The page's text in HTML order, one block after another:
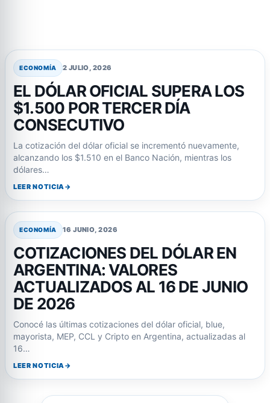
ECONOMÍA 2 JULIO, 2026
EL DÓLAR OFICIAL SUPERA LOS
$1.500 POR TERCER DÍA
CONSECUTIVO
La cotización del dólar oficial se incrementó nuevamente,
alcanzando los $1.510 en el Banco Nación, mientras los
dólares…
LEER NOTICIA
ECONOMÍA 16 JUNIO, 2026
COTIZACIONES DEL DÓLAR EN
ARGENTINA: VALORES
ACTUALIZADOS AL 16 DE JUNIO
DE 2026
Conocé las últimas cotizaciones del dólar oficial, blue,
mayorista, MEP, CCL y Cripto en Argentina, actualizadas al
16…
LEER NOTICIA